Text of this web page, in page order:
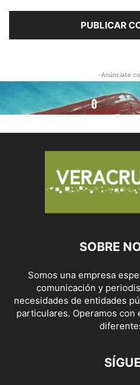
-Anúnciate
SOBRE
Somos una empresa
comunicación y
necesidades de entidades
particulares. Operamos